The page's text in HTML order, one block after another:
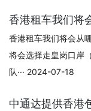
香港租车我们将
香港租车我们将会从
将会选择走皇岗口岸
队··· 2024-07-18
中通达提供香港